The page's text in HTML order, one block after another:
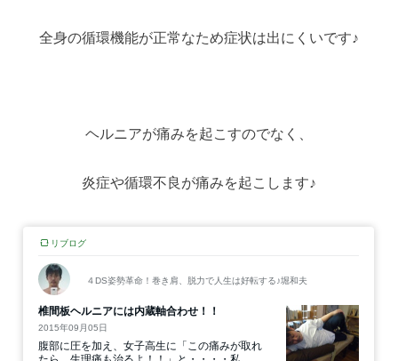
全身の循環機能が正常なため症状は出にくいです♪
ヘルニアが痛みを起こすのでなく、
炎症や循環不良が痛みを起こします♪